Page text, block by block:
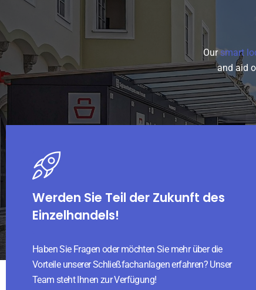
Oursmart
and aid
Werden Sie Teil der Zukunft des
Einzelhandels!
Haben Sie Fragen oder möchten Sie mehr über die
Vorteile unserer Schließfachanlagen erfahren? Unser
Team steht Ihnen zur Verfügung!